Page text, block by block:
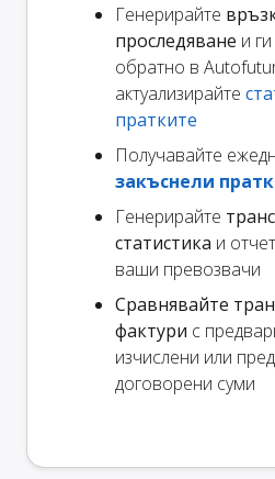
Генерирайте
проследяване и
обратно в
актуализирайте
пратките
Получавайте
закъснели
Генерирайте
статистика и
ваши превозвачи
Сравнявайте
фактури с
изчислени или
договорени суми